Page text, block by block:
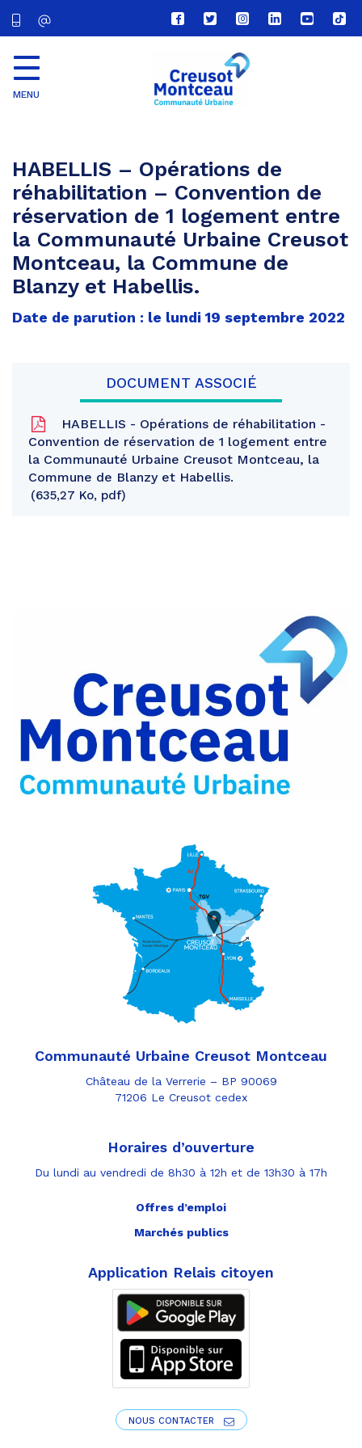
Lien
vers
compte
Facebook
Lien
vers
compte
Twitter
Lien
vers
le
compte
Lien
vers
Lien
vers
Lien
vers
MENU
HABELLIS – Opérations de
réhabilitation – Convention de
réservation de 1 logement entre
la Communauté Urbaine Creusot
Montceau, la Commune de
Blanzy et Habellis.
Date de parution : le lundi 19 septembre 2022
DOCUMENT ASSOCIÉ
HABELLIS - Opérations de réhabilitation -
Convention de réservation de 1 logement entre
la Communauté Urbaine Creusot Montceau, la
Commune de Blanzy et Habellis.
635,27 Ko, pdf
Facebook
Partager
Twitter
Partager
par
e-
mail
Communauté Urbaine Creusot Montceau
Château de la Verrerie – BP 90069
71206 Le Creusot cedex
Horaires d’ouverture
Du lundi au vendredi de 8h30 à 12h et de 13h30 à 17h
Offres d’emploi
Marchés publics
Application Relais citoyen
NOUS CONTACTER